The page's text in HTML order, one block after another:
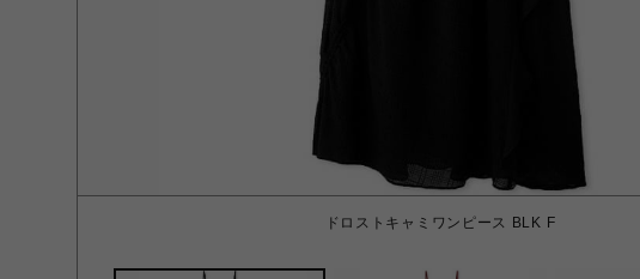
ドロストキャミワンピース BLK F